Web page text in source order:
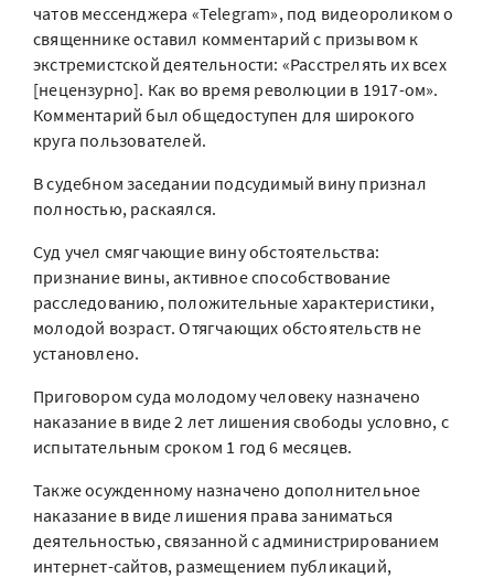
чатов мессенджера «Telegram», под видеороликом о
священнике оставил комментарий с призывом к
экстремистской деятельности: «Расстрелять их всех
[нецензурно]. Как во время революции в 1917-ом».
Комментарий был общедоступен для широкого
круга пользователей.
В судебном заседании подсудимый вину признал
полностью, раскаялся.
Суд учел смягчающие вину обстоятельства:
признание вины, активное способствование
расследованию, положительные характеристики,
молодой возраст. Отягчающих обстоятельств не
установлено.
Приговором суда молодому человеку назначено
наказание в виде 2 лет лишения свободы условно, с
испытательным сроком 1 год 6 месяцев.
Также осужденному назначено дополнительное
наказание в виде лишения права заниматься
деятельностью, связанной с администрированием
интернет-сайтов, размещением публикаций,